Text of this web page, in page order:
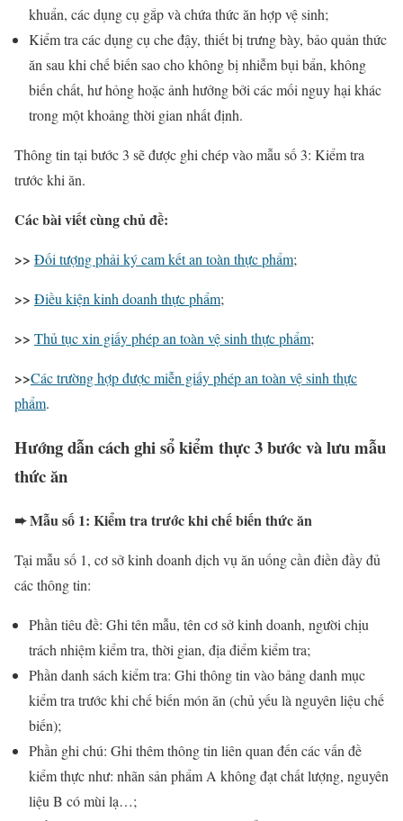
khuẩn, các dụng cụ gắp và chứa thức ăn hợp vệ sinh;
Kiểm tra các dụng cụ che đậy, thiết bị trưng bày, bảo quản thức
ăn sau khi chế biến sao cho không bị nhiễm bụi bẩn, không
biến chất, hư hỏng hoặc ảnh hưởng bởi các mối nguy hại khác
trong một khoảng thời gian nhất định.
Thông tin tại bước 3 sẽ được ghi chép vào mẫu số 3: Kiểm tra
trước khi ăn.
Các bài viết cùng chủ đề:
>> Đối tượng phải ký cam kết an toàn thực phẩm;
>> Điều kiện kinh doanh thực phẩm;
>> Thủ tục xin giấy phép an toàn vệ sinh thực phẩm;
>>Các trường hợp được miễn giấy phép an toàn vệ sinh thực
phẩm.
Hướng dẫn cách ghi sổ kiểm thực 3 bước và lưu mẫu
thức ăn
➨ Mẫu số 1: Kiểm tra trước khi chế biến thức ăn
Tại mẫu số 1, cơ sở kinh doanh dịch vụ ăn uống cần điền đầy đủ
các thông tin:
Phần tiêu đề: Ghi tên mẫu, tên cơ sở kinh doanh, người chịu
trách nhiệm kiểm tra, thời gian, địa điểm kiểm tra;
Phần danh sách kiểm tra: Ghi thông tin vào bảng danh mục
kiểm tra trước khi chế biến món ăn (chủ yếu là nguyên liệu chế
biến);
Phần ghi chú: Ghi thêm thông tin liên quan đến các vấn đề
kiểm thực như: nhãn sản phẩm A không đạt chất lượng, nguyên
liệu B có mùi lạ…;